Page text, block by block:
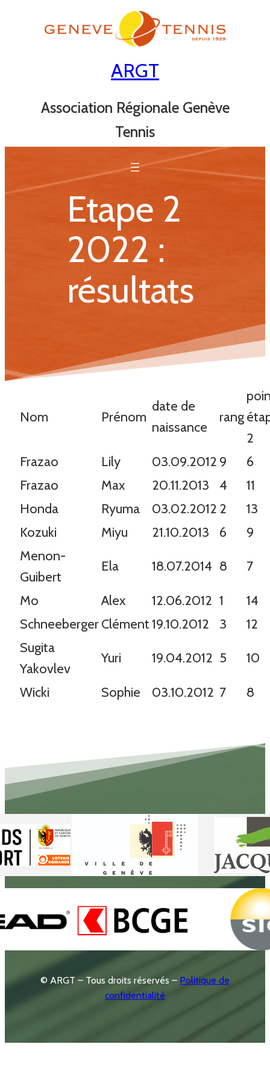
ARGT
Association Régionale Genève
Tennis
Etape 2
2022 :
résultats
Nom Prénom
date de
naissance
rang
2
Frazao
Lily 03.09.2012 9
6
Frazao
Max 20.11.2013 4
11
Honda
Ryuma 03.02.2012 2
13
Kozuki
Miyu 21.10.2013 6
9
Menon-
Guibert
Ela 18.07.2014 8 7
Mo Alex 12.06.2012 1
14
SchneebergerClément19.10.2012 3
12
Sugita
Yakovlev
Yuri 19.04.2012 5 10
Wicki Sophie 03.10.2012 7 8
© ARGT – Tous droits réservés – Politique de
confidentialité